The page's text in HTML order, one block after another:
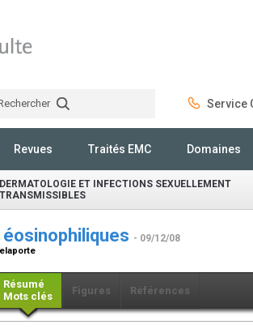
Service
Revues Traités EMC Domaines
DERMATOLOGIE ET INFECTIONS SEXUELLEMENT
TRANSMISSIBLES
- 09/12/08
Résumé
Mots clés
Figures Références